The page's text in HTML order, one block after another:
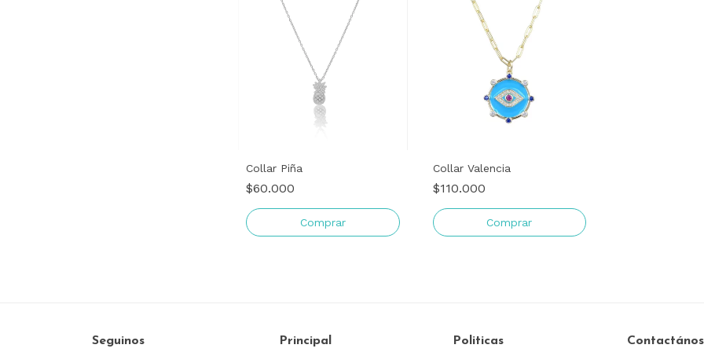
Collar Piña
$60.000
Collar Valencia
$110.000
Seguinos Principal Politicas Contactános